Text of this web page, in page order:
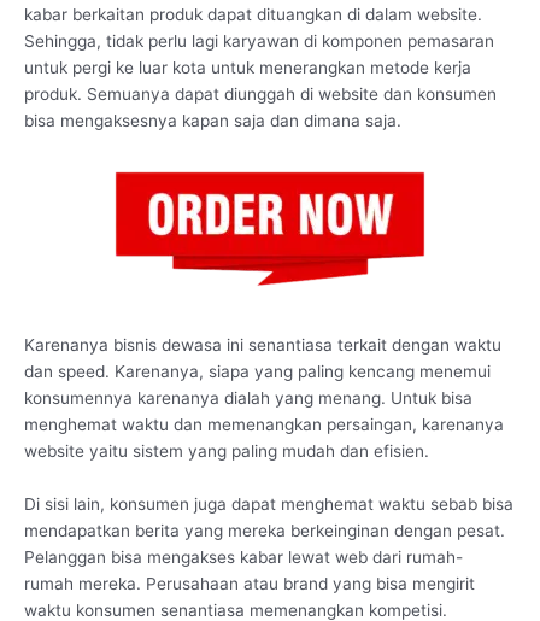
kabar berkaitan produk dapat dituangkan di dalam website.
Sehingga, tidak perlu lagi karyawan di komponen pemasaran
untuk pergi ke luar kota untuk menerangkan metode kerja
produk. Semuanya dapat diunggah di website dan konsumen
bisa mengaksesnya kapan saja dan dimana saja.
Karenanya bisnis dewasa ini senantiasa terkait dengan waktu
dan speed. Karenanya, siapa yang paling kencang menemui
konsumennya karenanya dialah yang menang. Untuk bisa
menghemat waktu dan memenangkan persaingan, karenanya
website yaitu sistem yang paling mudah dan efisien.
Di sisi lain, konsumen juga dapat menghemat waktu sebab bisa
mendapatkan berita yang mereka berkeinginan dengan pesat.
Pelanggan bisa mengakses kabar lewat web dari rumah-
rumah mereka. Perusahaan atau brand yang bisa mengirit
waktu konsumen senantiasa memenangkan kompetisi.